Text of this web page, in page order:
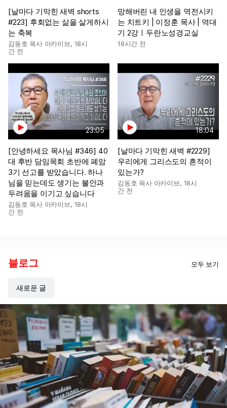
[날마다 기막힌 새벽 shorts
#223] 후회없는 삶을 살게하시
는 축복
김동호 목사 아카이브, 18시
간 전
망해버린 내 인생을 역전시키
는 치트키 | 이정훈 목사 | 역대
기 2강ㅣ두란노성경교실
18시간 전
23:05
[안녕하세요 목사님 #346] 40
대 후반 담임목회 초반에 폐암
3기 선고를 받았습니다. 하나
님을 믿는데도 생기는 불안과
두려움을 이기고 싶습니다
김동호 목사 아카이브, 18시
간 전
18:04
[날마다 기막힌 새벽 #2229]
우리에게 그리스도의 흔적이
있는가?
김동호 목사 아카이브, 18시
간 전
블로그 모두 보기
새로운 글